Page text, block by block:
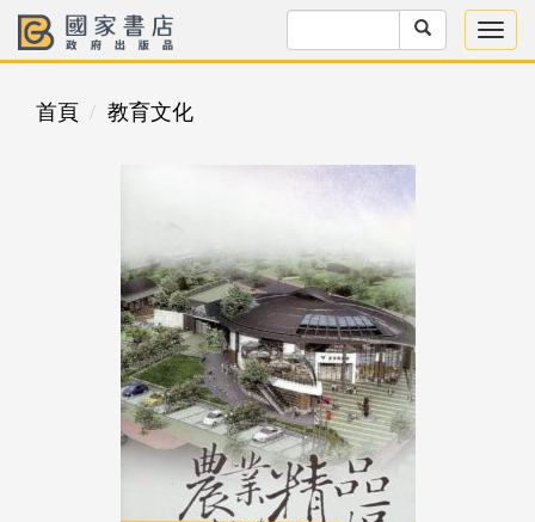
首頁 教育文化